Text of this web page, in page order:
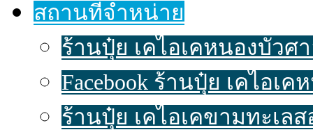
สถานที่จำหน่าย
ร้านปุ๋ย เคไอเคหนองบัวศ
Facebook ร้านปุ๋ย เคไอ
ร้านปุ๋ย เคไอเคขามทะเล